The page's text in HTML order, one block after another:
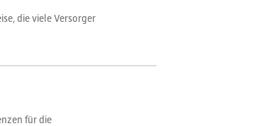
die viele Versorger
für die